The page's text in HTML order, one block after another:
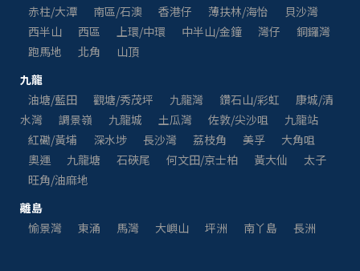
赤柱/大潭
南區/石澳 香港仔 薄扶林/海怡
貝沙灣
西半山
西區 上環/中環 中半山/金鐘 灣仔
銅鑼灣
跑馬地
北角
山頂
九龍
油塘/藍田
觀塘/秀茂坪 九龍灣 鑽石山/彩虹
康城/清
水灣
調景嶺 九龍城 土瓜灣 佐敦/尖沙咀
九龍站
紅磡/黃埔
深水埗 長沙灣 荔枝角 美孚
大角咀
奧運
九龍塘 石硤尾 何文田/京士柏 黃大仙
太子
旺角/油麻地
離島
愉景灣
東涌 馬灣 大嶼山 坪洲 南丫島 長洲